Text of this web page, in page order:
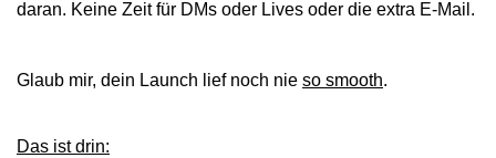
daran. Keine Zeit für DMs oder Lives oder die extra E-Mail.
Glaub mir, dein Launch lief noch nie so smooth.
Das ist drin: